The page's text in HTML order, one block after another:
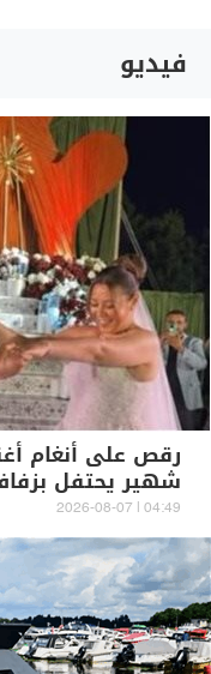
فيديو
رقص على أنغام
شهير يحتفل
04:49 | 2026-08-07